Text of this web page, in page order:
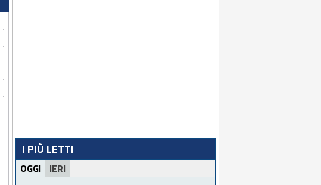
I PIÙ LETTI
OGGI IERI